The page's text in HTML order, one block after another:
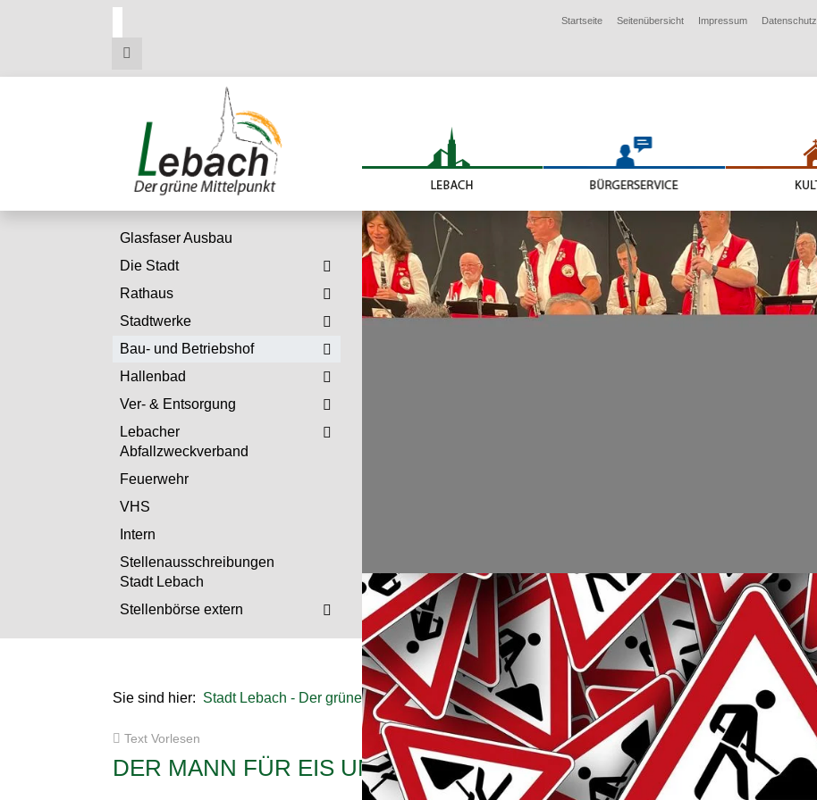
Startseite Seitenübersicht Impressum Datenschutz
Glasfaser Ausbau
Die Stadt
Rathaus
Stadtwerke
Bau- und Betriebshof
Hallenbad
Ver- & Entsorgung
Lebacher
Abfallzweckverband
Feuerwehr
VHS
Intern
Stellenausschreibungen
Stadt Lebach
Stellenbörse extern
GRÜNE WOCHE 2026
Sechs Tage feiern in der
Lebacher Innenstadt
VOLLSPERRUNG IN DER PICKARDSTRASSE
Wegen Kanalbauarbeiten
bis Ende März 2027
20 JAHRE CHORBUNT
Jubiläumskonzert am
6. September in der Stadthalle
WASSERENTNAHME AUS OBERFLÄCHENGEWÄSSERN
Sie sind hier: Stadt Lebach - Der grüne Mittelpunkt Lebach Bau- und Betriebshof
Text Vorlesen
DER MANN FÜR EIS UND SCHNEE